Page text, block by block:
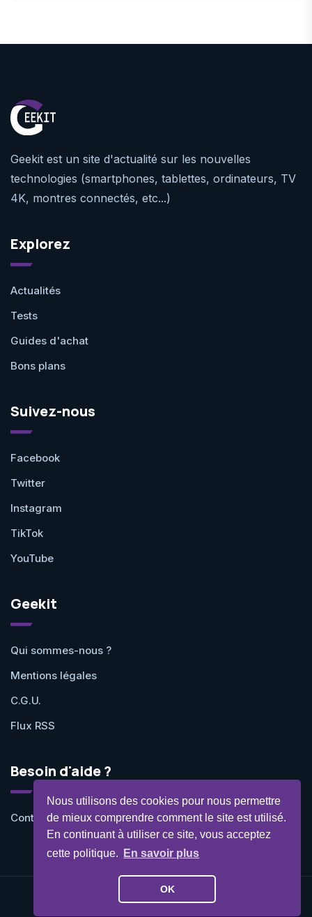
Nous utilisons des cookies pour nous permettre
de mieux comprendre comment le site est utilisé.
En continuant à utiliser ce site, vous acceptez
cette politique.
En savoir plus
OK
Geekit est un site d'actualité sur les nouvelles
technologies (smartphones, tablettes, ordinateurs, TV
4K, montres connectés, etc...)
Explorez
Actualités
Tests
Guides d'achat
Bons plans
Suivez-nous
Facebook
Twitter
Instagram
TikTok
YouTube
Geekit
Qui sommes-nous ?
Mentions légales
C.G.U.
Flux RSS
Besoin d'aide ?
Contactez-nous
©Geekit 2026 - Tous droits réservés